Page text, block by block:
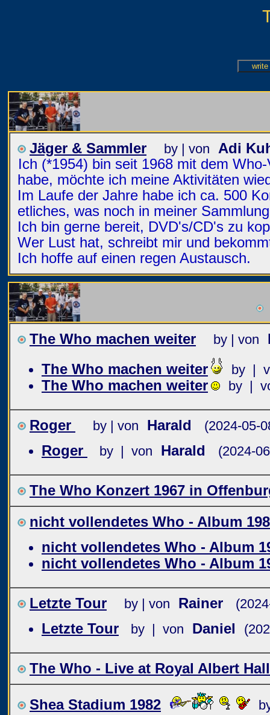
Jäger & Sammler by | von
Adi
Ich (*1954) bin seit 1968 mit dem
habe, möchte ich meine Aktivitäten
Im Laufe der Jahre habe ich ca. 500
etliches, was noch in meiner
Ich bin gerne bereit, DVD's/CD's zu
Wer Lust hat, schreibt mir und
Ich hoffe auf einen regen Austausch.
The Who machen weiter by | von
The Who machen weiter
by |
The Who machen weiter by |
Roger by | von Harald (2024-05-
Roger by | von Harald (2024-
The Who Konzert 1967 in
nicht vollendetes Who - Album
nicht vollendetes Who - Album
nicht vollendetes Who - Album
Letzte Tour by | von Rainer
Letzte Tour by | von Daniel
The Who - Live at Royal Albert
Shea Stadium 1982